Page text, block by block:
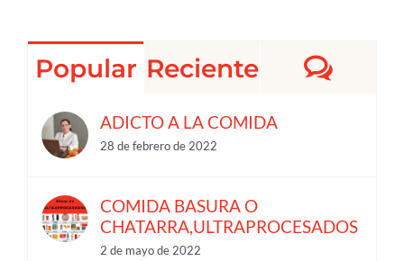
Popular Reciente
ADICTO A LA COMIDA
28 de febrero de 2022
COMIDA BASURA O
CHATARRA,ULTRAPROCESADOS
2 de mayo de 2022